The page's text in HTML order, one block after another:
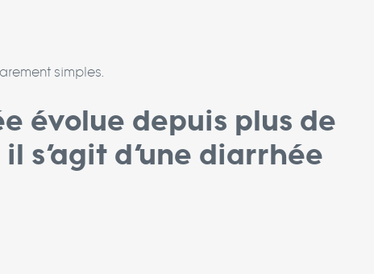
simples.
évolue depuis plus de
s’agit d’une diarrhée